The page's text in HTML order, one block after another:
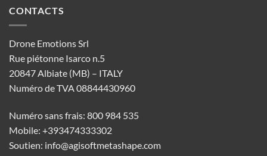
CONTACTS
Drone Emotions Srl
Rue piétonne Isarco n.5
20847 Albiate (MB) – ITALY
Numéro de TVA 08844430960
Numéro sans frais: 800 984 535
Mobile: +393474333302
Soutien: info@agisoftmetashape.com